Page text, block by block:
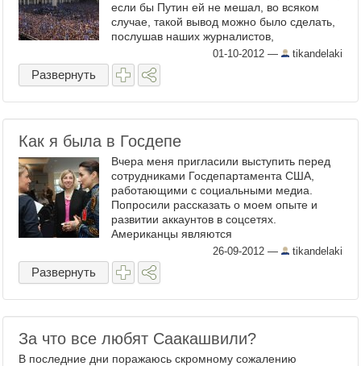
если бы Путин ей не мешал, во всяком
случае, такой вывод можно было сделать,
послушав наших журналистов,
возвращающихся из грузинских ...
01-10-2012 — tikandelaki
Развернуть
Как я была в Госдепе
Вчера меня пригласили выступить перед
сотрудниками Госдепартамента США,
работающими с социальными медиа.
Попросили рассказать о моем опыте и
развитии аккаунтов в соцсетях.
Американцы являются
основоположниками новых медиа и
относятся к этому ...
26-09-2012 — tikandelaki
Развернуть
За что все любят Саакашвили?
В последние дни поражаюсь скромному сожалению